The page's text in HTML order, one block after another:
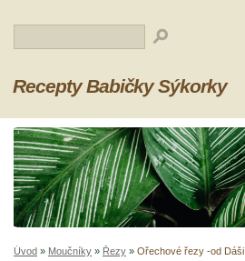
Recepty Babičky Sýkorky
Úvod » Moučníky » Řezy » Ořechové řezy -od Dáši